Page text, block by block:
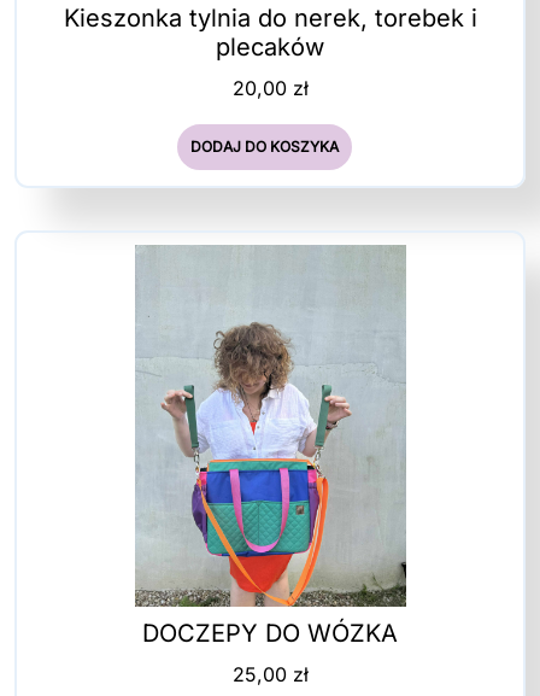
Kieszonka tylnia do nerek, torebek i
plecaków
20,00 zł
DODAJ DO KOSZYKA
DOCZEPY DO WÓZKA
25,00 zł